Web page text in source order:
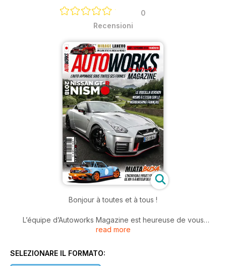
0
Recensioni
Bonjour à toutes et à tous !
L’équipe d’Autoworks Magazine est heureuse de vous
annoncer que le numéro 59 débarque dès aujourd’hui en
read more
SELEZIONARE IL FORMATO: